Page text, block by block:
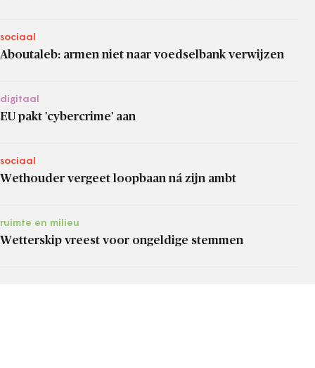
sociaal
Aboutaleb: armen niet naar voedselbank verwijzen
digitaal
EU pakt 'cybercrime' aan
sociaal
Wethouder vergeet loopbaan ná zijn ambt
ruimte en milieu
Wetterskip vreest voor ongeldige stemmen